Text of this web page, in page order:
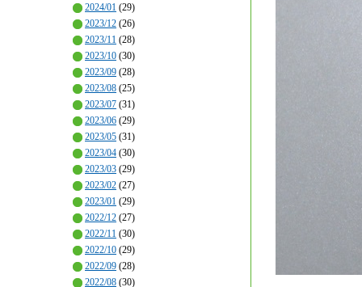
2024/01 (29)
2023/12 (26)
2023/11 (28)
2023/10 (30)
2023/09 (28)
2023/08 (25)
2023/07 (31)
2023/06 (29)
2023/05 (31)
2023/04 (30)
2023/03 (29)
2023/02 (27)
2023/01 (29)
2022/12 (27)
2022/11 (30)
2022/10 (29)
2022/09 (28)
2022/08 (30)